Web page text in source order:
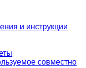
и инструкции
совместно